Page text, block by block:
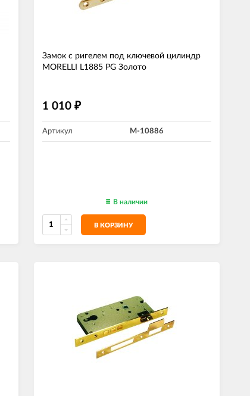
Замок с ригелем под ключевой цилиндр
MORELLI L1885 PG Золото
1 010 ₽
Артикул M-10886
В наличии
В КОРЗИНУ